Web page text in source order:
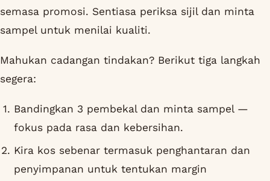
semasa promosi. Sentiasa periksa sijil dan minta
sampel untuk menilai kualiti.
Mahukan cadangan tindakan? Berikut tiga langkah
segera:
Bandingkan 3 pembekal dan minta sampel —
fokus pada rasa dan kebersihan.
Kira kos sebenar termasuk penghantaran dan
penyimpanan untuk tentukan margin